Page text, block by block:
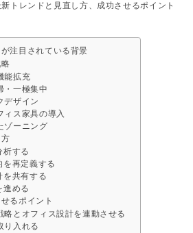
トレンドと見直し方、成功させるポイント
注目されている背景
能拡充
・一極集中
デザイン
ィス家具の導入
ゾーニング
析する
を再定義する
を共有する
進める
るポイント
略とオフィス設計を連動させる
り入れる